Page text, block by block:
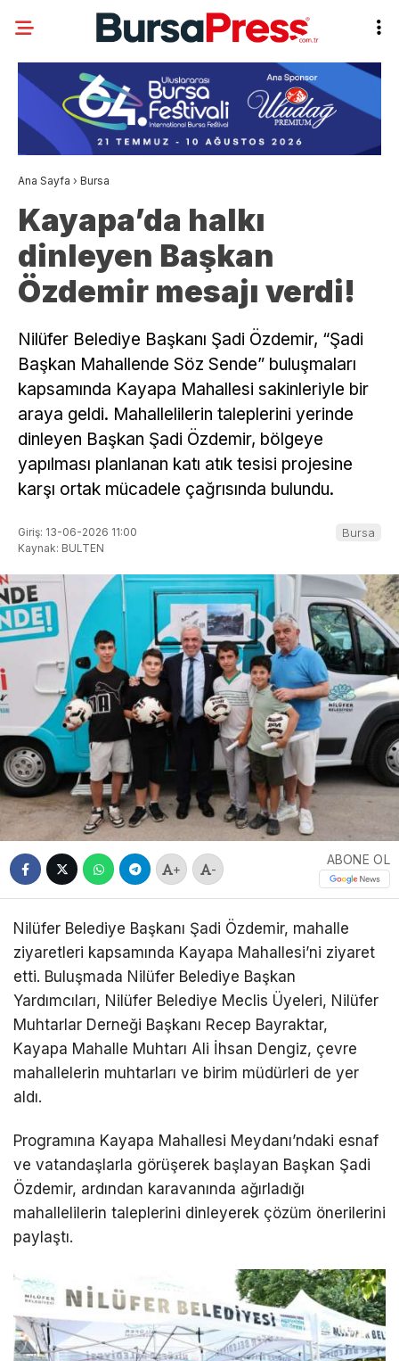
Ana Sayfa › Bursa
Kayapa’da halkı
dinleyen Başkan
Özdemir mesajı verdi!
Nilüfer Belediye Başkanı Şadi Özdemir, “Şadi
Başkan Mahallende Söz Sende” buluşmaları
kapsamında Kayapa Mahallesi sakinleriyle bir
araya geldi. Mahallelilerin taleplerini yerinde
dinleyen Başkan Şadi Özdemir, bölgeye
yapılması planlanan katı atık tesisi projesine
karşı ortak mücadele çağrısında bulundu.
Giriş: 13-06-2026 11:00
Kaynak: BULTEN
Bursa
+ -
ABONE OL
Nilüfer Belediye Başkanı Şadi Özdemir, mahalle
ziyaretleri kapsamında Kayapa Mahallesi’ni ziyaret
etti. Buluşmada Nilüfer Belediye Başkan
Yardımcıları, Nilüfer Belediye Meclis Üyeleri, Nilüfer
Muhtarlar Derneği Başkanı Recep Bayraktar,
Kayapa Mahalle Muhtarı Ali İhsan Dengiz, çevre
mahallelerin muhtarları ve birim müdürleri de yer
aldı.
Programına Kayapa Mahallesi Meydanı’ndaki esnaf
ve vatandaşlarla görüşerek başlayan Başkan Şadi
Özdemir, ardından karavanında ağırladığı
mahallelilerin taleplerini dinleyerek çözüm önerilerini
paylaştı.